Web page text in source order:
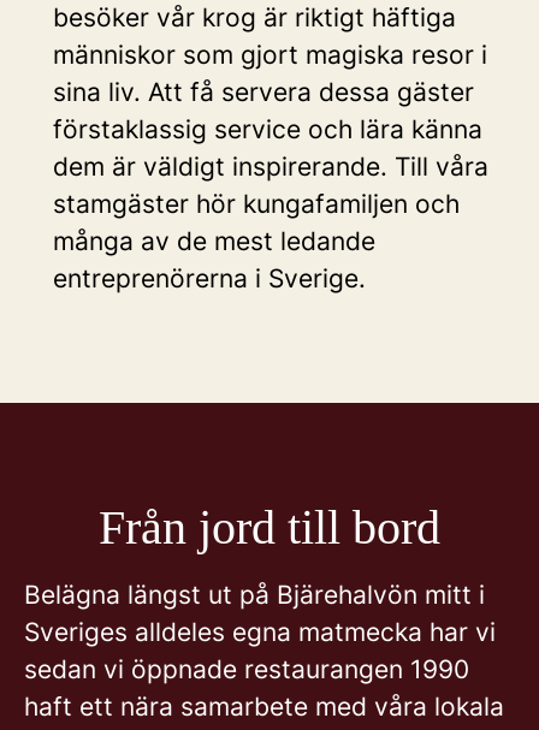
besöker vår krog är riktigt häftiga
människor som gjort magiska resor i
sina liv. Att få servera dessa gäster
förstaklassig service och lära känna
dem är väldigt inspirerande. Till våra
stamgäster hör kungafamiljen och
många av de mest ledande
entreprenörerna i Sverige.
Från jord till bord
Belägna längst ut på Bjärehalvön mitt i
Sveriges alldeles egna matmecka har vi
sedan vi öppnade restaurangen 1990
haft ett nära samarbete med våra lokala